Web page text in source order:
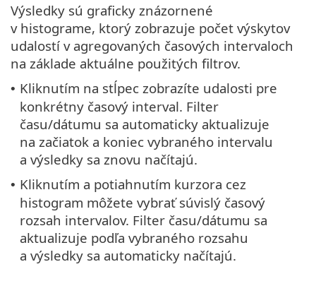
Výsledky sú graficky znázornené
v histograme, ktorý zobrazuje počet výskytov
udalostí v agregovaných časových intervaloch
na základe aktuálne použitých filtrov.
• Kliknutím na stĺpec zobrazíte udalosti pre
konkrétny časový interval. Filter
času/dátumu sa automaticky aktualizuje
na začiatok a koniec vybraného intervalu
a výsledky sa znovu načítajú.
• Kliknutím a potiahnutím kurzora cez
histogram môžete vybrať súvislý časový
rozsah intervalov. Filter času/dátumu sa
aktualizuje podľa vybraného rozsahu
a výsledky sa automaticky načítajú.